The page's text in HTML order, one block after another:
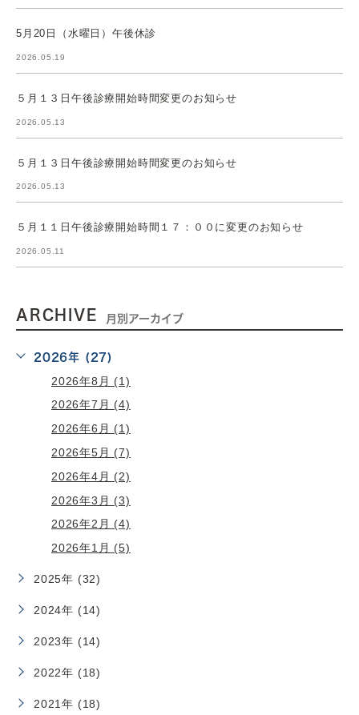
5月20日（水曜日）午後休診
2026.05.19
５月１３日午後診療開始時間変更のお知らせ
2026.05.13
５月１３日午後診療開始時間変更のお知らせ
2026.05.13
５月１１日午後診療開始時間１７：００に変更のお知らせ
2026.05.11
ARCHIVE 月別アーカイブ
2026年 (27)
2026年8月 (1)
2026年7月 (4)
2026年6月 (1)
2026年5月 (7)
2026年4月 (2)
2026年3月 (3)
2026年2月 (4)
2026年1月 (5)
2025年 (32)
2024年 (14)
2023年 (14)
2022年 (18)
2021年 (18)